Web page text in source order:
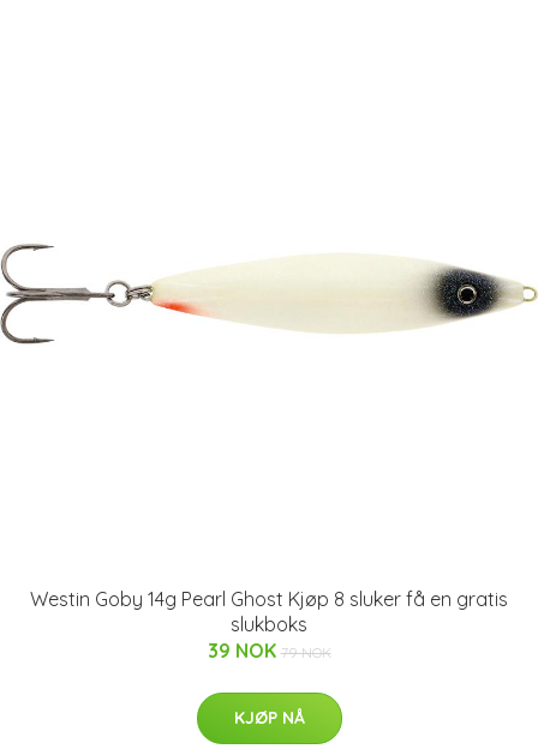
Westin Goby 14g Pearl Ghost Kjøp 8 sluker få en gratis
slukboks
39 NOK 79 NOK
KJØP NÅ